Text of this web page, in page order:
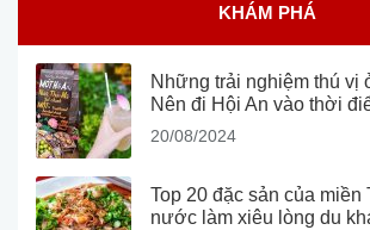
KHÁM PHÁ
Những trải nghiệm thú vị
Nên đi Hội An vào thời
20/08/2024
Top 20 đặc sản của miền
nước làm xiêu lòng du